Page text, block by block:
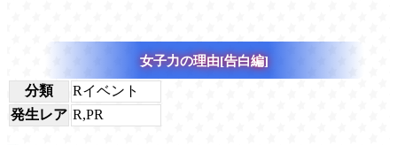
女子力の理由[告白編]
分類
Rイベント
発生レア R,PR